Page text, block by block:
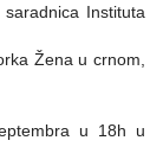
Instituta
Žena u crnom,
u 18h u